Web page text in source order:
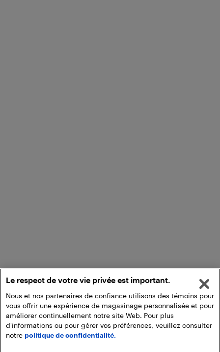
Ajouter au panier
Le respect de votre vie privée est important.
Nous et nos partenaires de confiance utilisons des témoins pour
vous offrir une expérience de magasinage personnalisée et pour
améliorer continuellement notre site Web. Pour plus
d'informations ou pour gérer vos préférences, veuillez consulter
notre politique de confidentialité.